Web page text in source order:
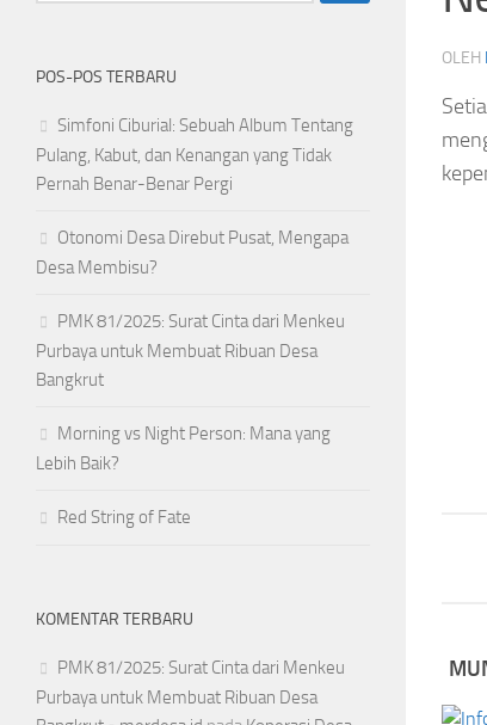
OLEH
POS-POS TERBARU
Simfoni Ciburial: Sebuah Album Tentang
Pulang, Kabut, dan Kenangan yang Tidak
Pernah Benar-Benar Pergi
Otonomi Desa Direbut Pusat, Mengapa
Desa Membisu?
PMK 81/2025: Surat Cinta dari Menkeu
Purbaya untuk Membuat Ribuan Desa
Bangkrut
Morning vs Night Person: Mana yang
Lebih Baik?
Red String of Fate
KOMENTAR TERBARU
PMK 81/2025: Surat Cinta dari Menkeu
Purbaya untuk Membuat Ribuan Desa